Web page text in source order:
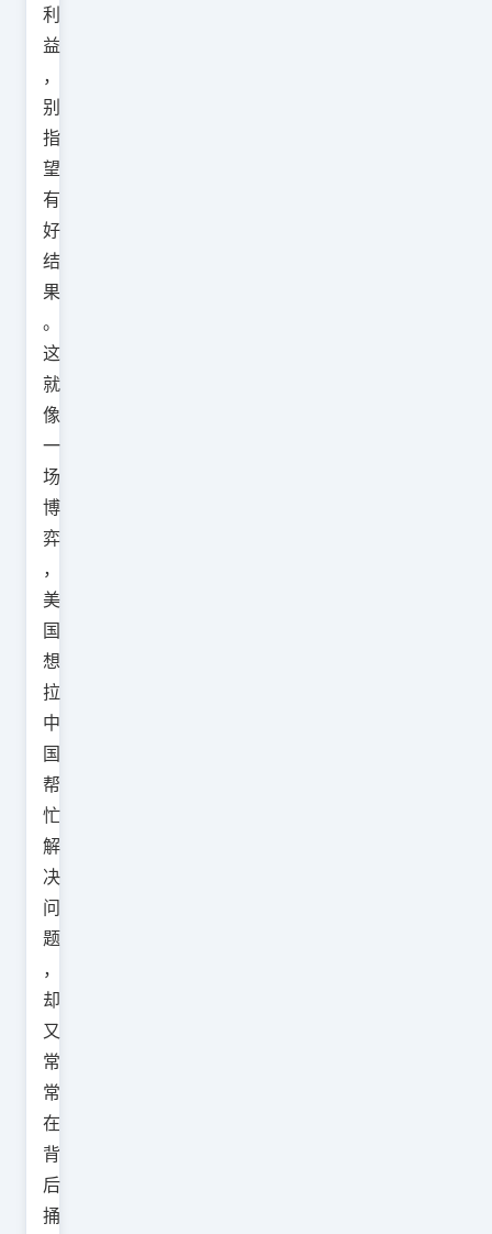
利
益
，
别
指
望
有
好
结
果
。
这
就
像
一
场
博
弈
，
美
国
想
拉
中
国
帮
忙
解
决
问
题
，
却
又
常
常
在
背
后
捅